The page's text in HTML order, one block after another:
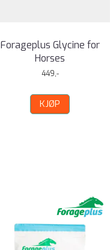
Forageplus Glycine for
Horses
449,-
KJØP